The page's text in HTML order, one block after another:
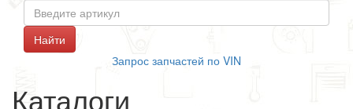
Запрос запчастей по VIN
Каталоги